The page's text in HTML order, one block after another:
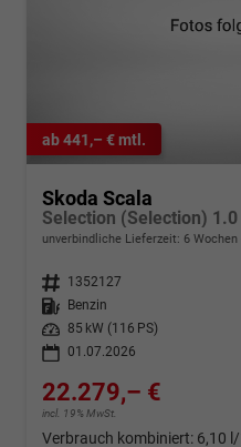
ab 441,– € mtl.
Skoda Scala
unverbindliche Lieferzeit: 6 Wochen
Fahrzeugnr. 1352127
Kraftstoff
Benzin
Leistung
85 kW (116 PS)
01.07.2026
22.279,– €
incl. 19% MwSt.
Verbrauch kombiniert: 6,10